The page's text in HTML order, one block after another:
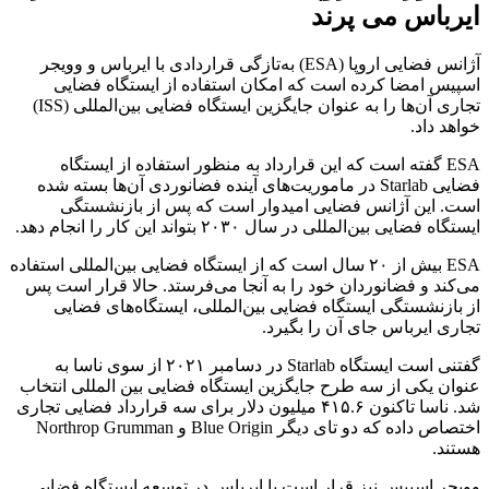
ایرباس می پرند
آژانس فضایی اروپا (ESA) به‌تازگی قراردادی با ایرباس و وویجر
اسپیس امضا کرده است که امکان استفاده از ایستگاه فضایی
تجاری آن‌ها را به عنوان جایگزین ایستگاه فضایی بین‌المللی (ISS)
خواهد داد.
ESA گفته است که این قرارداد به منظور استفاده از ایستگاه
فضایی Starlab در ماموریت‌های آینده فضانوردی آن‌ها بسته شده
است. این آژانس فضایی امیدوار است که پس از بازنشستگی
ایستگاه فضایی بین‌المللی در سال ۲۰۳۰ بتواند این کار را انجام دهد.
ESA بیش از ۲۰ سال است که از ایستگاه فضایی بین‌المللی استفاده
می‌کند و فضانوردان خود را به آنجا می‌فرستد. حالا قرار است پس
از بازنشستگی ایستگاه فضایی بین‌المللی، ایستگاه‌های فضایی
تجاری ایرباس جای آن را بگیرد.
گفتنی است ایستگاه Starlab در دسامبر ۲۰۲۱ از سوی ناسا به
عنوان یکی از سه طرح جایگزین ایستگاه فضایی بین المللی انتخاب
شد. ناسا تاکنون ۴۱۵.۶ میلیون دلار برای سه قرارداد فضایی تجاری
اختصاص داده که دو تای دیگر Blue Origin و Northrop Grumman
هستند.